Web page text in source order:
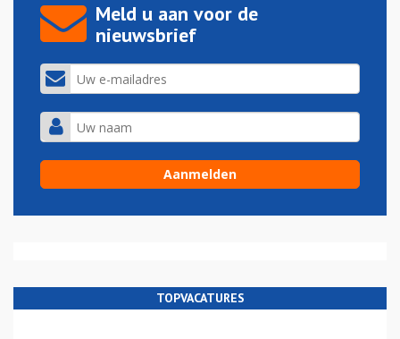
Meld u aan voor de
nieuwsbrief
TOPVACATURES